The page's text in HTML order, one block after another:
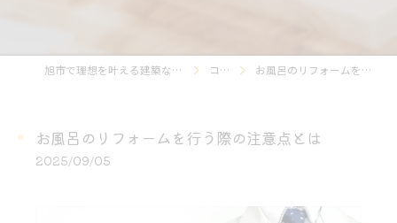
旭市で理想を叶える建築なら【株式会社KINE】 コラム お風呂のリフォームを行う際の注意点とは
お風呂のリフォームを行う際の注意点とは
2025/09/05